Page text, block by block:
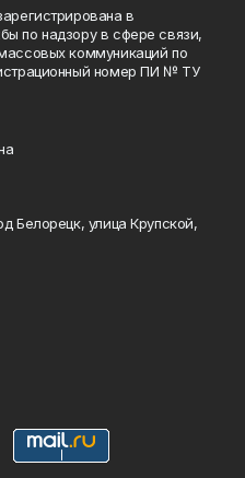
в
по надзору в сфере связи,
коммуникаций по
номер ПИ № ТУ
Белорецк, улица Крупской,